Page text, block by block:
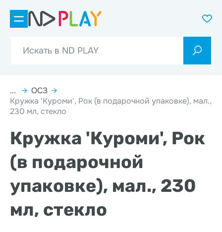
... → ОСЗ →
Кружка 'Куроми', Рок (в подарочной упаковке), мал.,
230 мл, стекло
Кружка 'Куроми', Рок
(в подарочной
упаковке), мал., 230
мл, стекло